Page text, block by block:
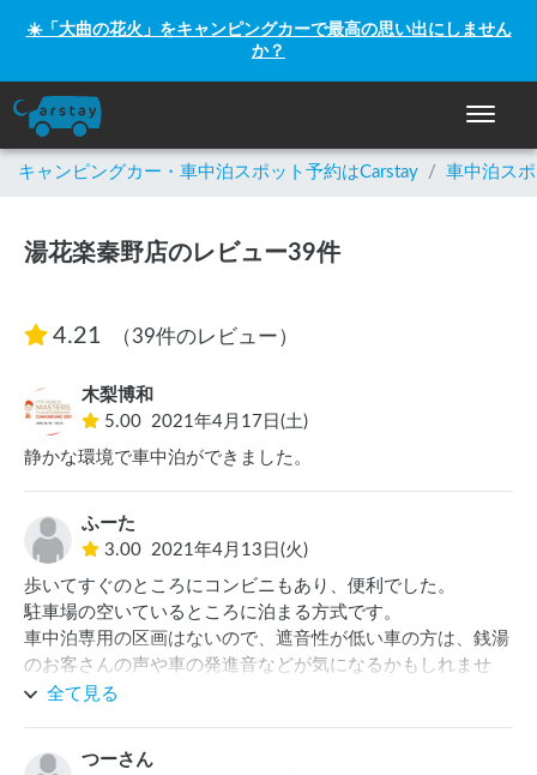
☀️「大曲の花火」をキャンピングカーで最高の思い出にしません
か？
ナビゲ
キャンピングカー・車中泊スポット予約はCarstay / 車中泊ス
湯花楽秦野店のレビュー39件
4.21 （39件のレビュー）
木梨博和
5.00 2021年4月17日(土)
静かな環境で車中泊ができました。
ふーた
3.00 2021年4月13日(火)
歩いてすぐのところにコンビニもあり、便利でした。
駐車場の空いているところに泊まる方式です。
車中泊専用の区画はないので、遮音性が低い車の方は、銭湯
のお客さんの声や車の発進音などが気になるかもしれませ
ん。全て見る
つーさん